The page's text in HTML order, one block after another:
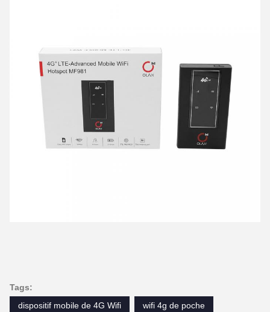
Tags:
dispositif mobile de 4G Wifi
wifi 4g de poche